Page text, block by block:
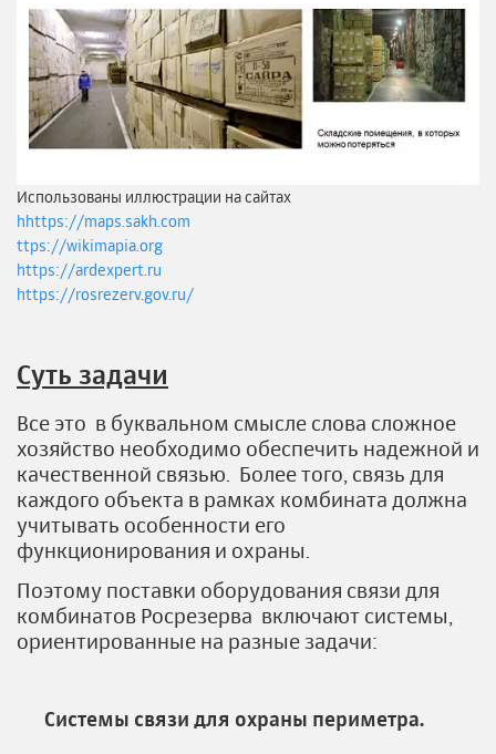
Использованы иллюстрации на сайтах
hhttps://maps.sakh.com
ttps://wikimapia.org
https://ardexpert.ru
https://rosrezerv.gov.ru/
Суть задачи
Все это в буквальном смысле слова сложное
хозяйство необходимо обеспечить надежной и
качественной связью. Более того, связь для
каждого объекта в рамках комбината должна
учитывать особенности его
функционирования и охраны.
Поэтому поставки оборудования связи для
комбинатов Росрезерва включают системы,
ориентированные на разные задачи:
Системы связи для охраны периметра.